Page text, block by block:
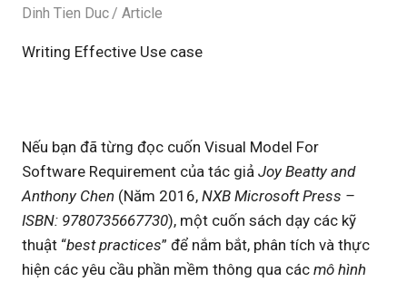
August 26, 2020
Dinh Tien Duc Article
Writing Effective Use case
Nếu bạn đã từng đọc cuốn Visual Model For
Software Requirement của tác giả Joy Beatty and
Anthony Chen (Năm 2016, NXB Microsoft Press –
ISBN: 9780735667730), một cuốn sách dạy các kỹ
thuật “best practices” để nắm bắt, phân tích và thực
hiện các yêu cầu phần mềm thông qua các mô hình